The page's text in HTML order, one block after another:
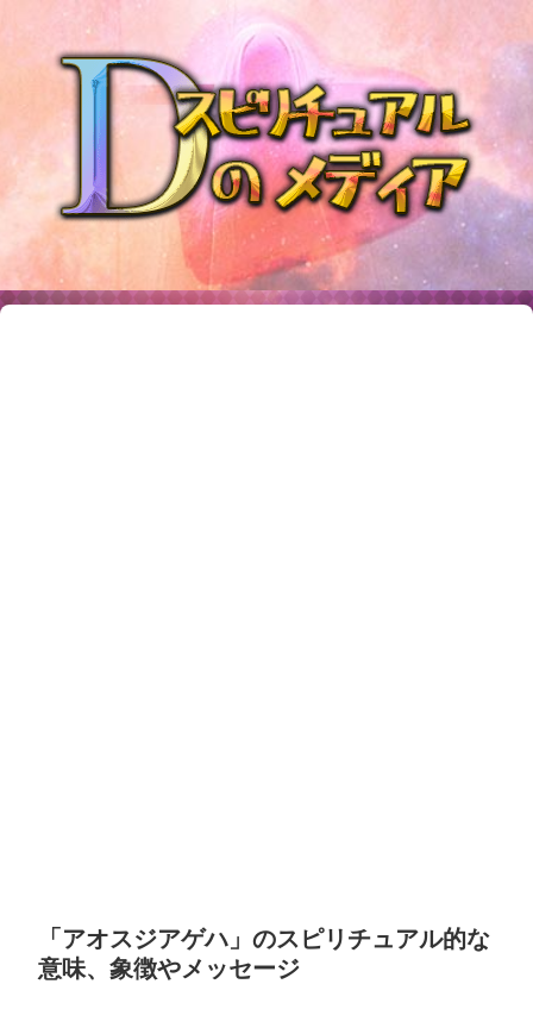
「アオスジアゲハ」のスピリチュアル的な
意味、象徴やメッセージ